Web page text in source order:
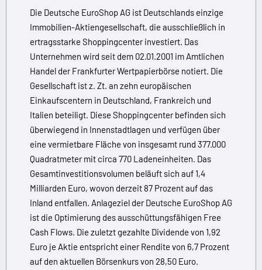
Die Deutsche EuroShop AG ist Deutschlands einzige
Immobilien-Aktiengesellschaft, die ausschließlich in
ertragsstarke Shoppingcenter investiert. Das
Unternehmen wird seit dem 02.01.2001 im Amtlichen
Handel der Frankfurter Wertpapierbörse notiert. Die
Gesellschaft ist z. Zt. an zehn europäischen
Einkaufscentern in Deutschland, Frankreich und
Italien beteiligt. Diese Shoppingcenter befinden sich
überwiegend in Innenstadtlagen und verfügen über
eine vermietbare Fläche von insgesamt rund 377.000
Quadratmeter mit circa 770 Ladeneinheiten. Das
Gesamtinvestitionsvolumen beläuft sich auf 1,4
Milliarden Euro, wovon derzeit 87 Prozent auf das
Inland entfallen. Anlageziel der Deutsche EuroShop AG
ist die Optimierung des ausschüttungsfähigen Free
Cash Flows. Die zuletzt gezahlte Dividende von 1,92
Euro je Aktie entspricht einer Rendite von 6,7 Prozent
auf den aktuellen Börsenkurs von 28,50 Euro.